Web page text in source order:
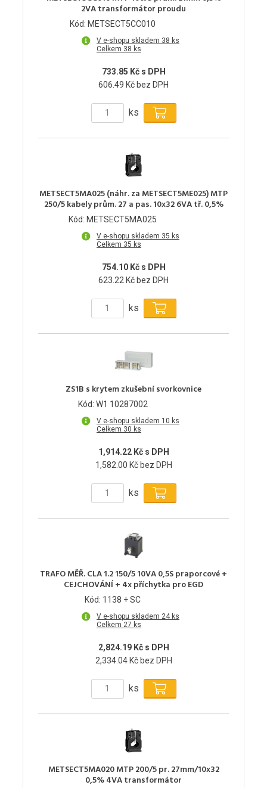
2VA transformátor proudu
Kód: METSECT5CC010
V e-shopu skladem 38 ks
Celkem 38 ks
733.85 Kč s DPH
606.49 Kč bez DPH
ks
METSECT5MA025 (náhr. za METSECT5ME025) MTP
250/5 kabely prům. 27 a pas. 10x32 6VA tř. 0,5%
Kód: METSECT5MA025
V e-shopu skladem 35 ks
Celkem 35 ks
754.10 Kč s DPH
623.22 Kč bez DPH
ks
ZS1B s krytem zkušební svorkovnice
Kód: W1 10287002
V e-shopu skladem 10 ks
Celkem 30 ks
1,914.22 Kč s DPH
1,582.00 Kč bez DPH
ks
TRAFO MĚŘ. CLA 1.2 150/5 10VA 0,5S praporcové +
CEJCHOVÁNÍ + 4x příchytka pro EGD
Kód: 1138 + SC
V e-shopu skladem 24 ks
Celkem 27 ks
2,824.19 Kč s DPH
2,334.04 Kč bez DPH
ks
METSECT5MA020 MTP 200/5 pr. 27mm/10x32
0,5% 4VA transformátor